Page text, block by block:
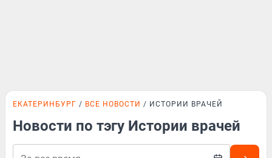
ЕКАТЕРИНБУРГ ВСЕ НОВОСТИ ИСТОРИИ ВРАЧЕЙ
Новости по тэгу Истории врачей